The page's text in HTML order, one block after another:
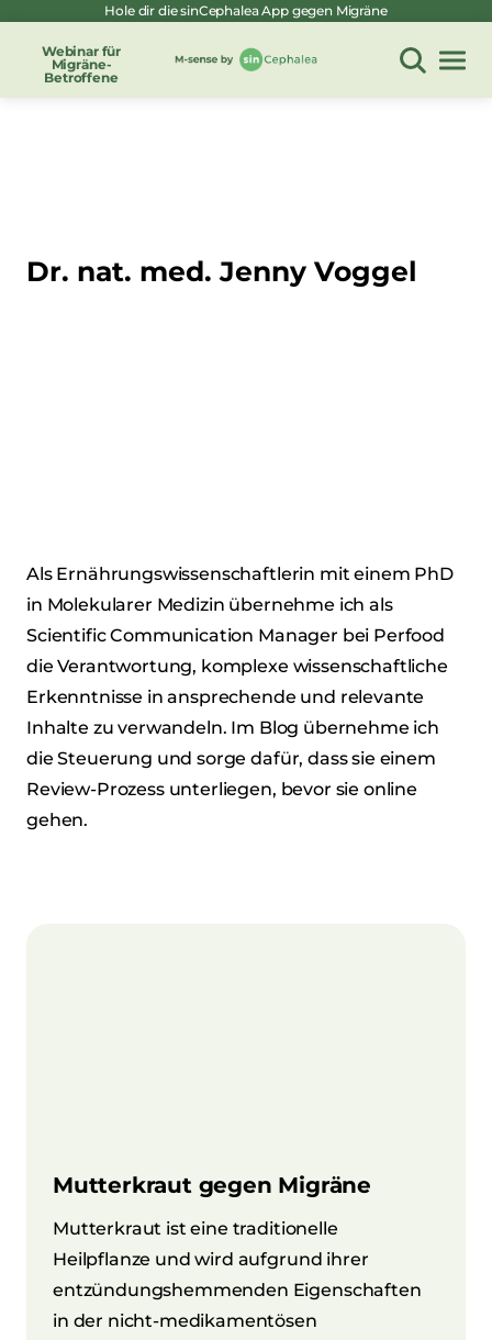
Inhalt
springen
Hole dir die sinCephalea App gegen Migräne
Webinar für
Migräne-
Betroffene
Dr. nat. med. Jenny Voggel
Als Ernährungswissenschaftlerin mit einem PhD
in Molekularer Medizin übernehme ich als
Scientific Communication Manager bei Perfood
die Verantwortung, komplexe wissenschaftliche
Erkenntnisse in ansprechende und relevante
Inhalte zu verwandeln. Im Blog übernehme ich
die Steuerung und sorge dafür, dass sie einem
Review-Prozess unterliegen, bevor sie online
gehen.
Mutterkraut gegen Migräne
Mutterkraut ist eine traditionelle
Heilpflanze und wird aufgrund ihrer
entzündungshemmenden Eigenschaften
in der nicht-medikamentösen